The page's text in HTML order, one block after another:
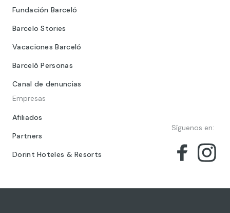
Fundación Barceló
Barcelo Stories
Vacaciones Barceló
Barceló Personas
Canal de denuncias
Empresas
Afiliados
Partners
Dorint Hoteles & Resorts
Síguenos en: